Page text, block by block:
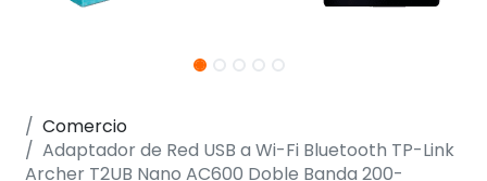
Comercio
Adaptador de Red USB a Wi-Fi Bluetooth TP-Link
Archer T2UB Nano AC600 Doble Banda 200-